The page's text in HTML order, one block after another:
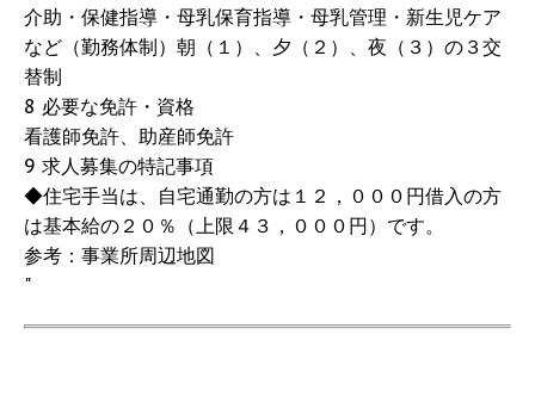
介助・保健指導・母乳保育指導・母乳管理・新生児ケア
など（勤務体制）朝（１）、夕（２）、夜（３）の３交
替制
8 必要な免許・資格
看護師免許、助産師免許
9 求人募集の特記事項
◆住宅手当は、自宅通勤の方は１２，０００円借入の方
は基本給の２０％（上限４３，０００円）です。
参考：事業所周辺地図
"